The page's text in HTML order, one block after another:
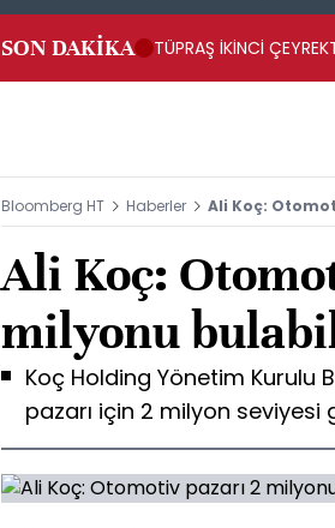
SON DAKİKA TÜPRAŞ İKİNCİ
Bloomberg HT Haberler Ali Koç:
Ali Koç:
milyonu
Koç Holding Yönetim Kurulu
pazarı için 2 milyon